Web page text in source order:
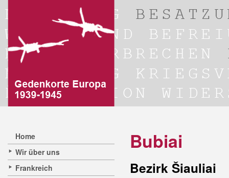
Home
Wir über uns
Frankreich
Bubiai
Bezirk Šiauliai